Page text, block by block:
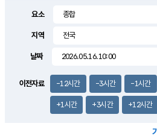
1.5m/s
요소
지역
날짜
이전자료 -12시간 -3시간 -1시간
+1시간 +3시간 +12시간